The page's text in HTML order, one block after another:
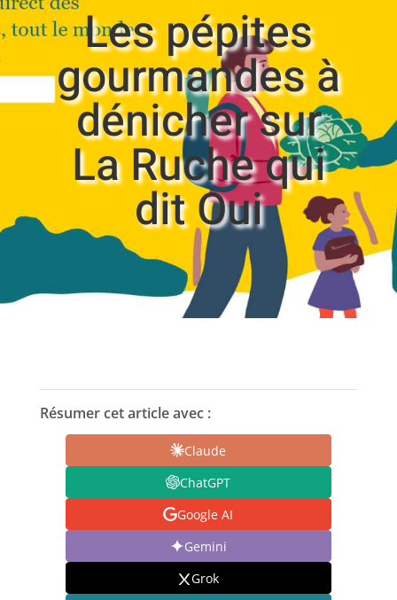
Les pépites
gourmandes à
dénicher sur
La Ruche qui
dit Oui
Résumer cet article avec :
Claude
ChatGPT
Google AI
Gemini
Grok